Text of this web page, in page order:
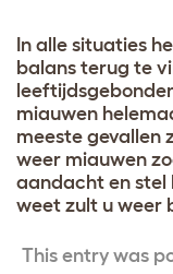
In alle situaties
balans terug te
miauwen
meeste gevallen
weer miauwen
aandacht en stel
weet zult u weer
This entry was